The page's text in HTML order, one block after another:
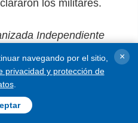
los militares.
Independiente
MÁS
navegando por el sitio,
privacidad y protección de
.
×